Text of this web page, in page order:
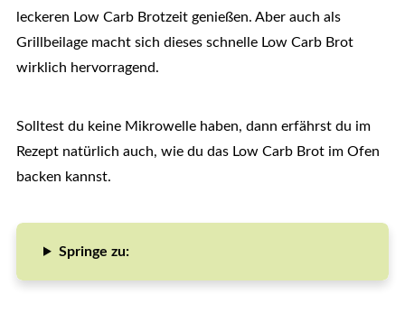
leckeren Low Carb Brotzeit genießen. Aber auch als
Grillbeilage macht sich dieses schnelle Low Carb Brot
wirklich hervorragend.
Solltest du keine Mikrowelle haben, dann erfährst du im
Rezept natürlich auch, wie du das Low Carb Brot im Ofen
backen kannst.
Springe zu: